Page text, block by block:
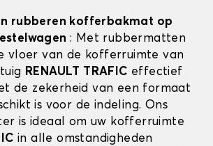
rubberen kofferbakmat op
: Met rubbermatten
vloer van de kofferruimte van
RENAULT TRAFIC effectief
de zekerheid van een formaat
is voor de indeling. Ons
is ideaal om uw kofferruimte
in alle omstandigheden